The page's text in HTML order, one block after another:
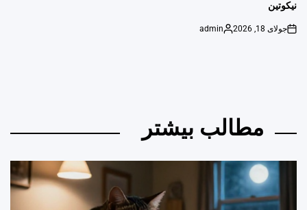
نیکوتین
on
جولای 18, 2026
Posted
admin
مطالب بیشتر